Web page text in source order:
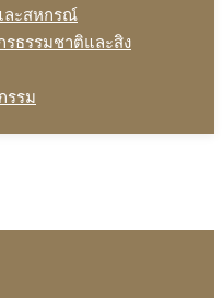
ละสหกรณ์
รธรรมชาติและสิง
รรม